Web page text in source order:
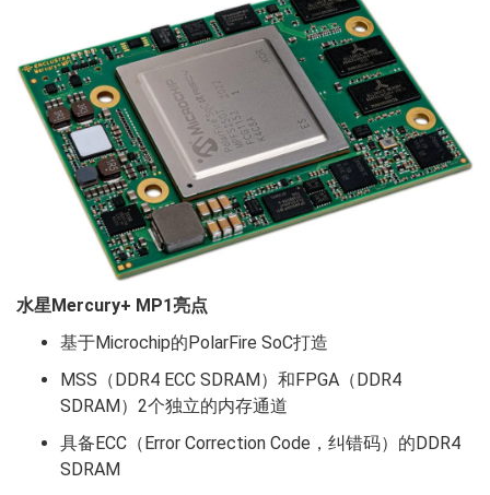
水星Mercury+ MP1亮点
基于Microchip的PolarFire SoC打造
MSS（DDR4 ECC SDRAM）和FPGA（DDR4
SDRAM）2个独立的内存通道
具备ECC（Error Correction Code，纠错码）的DDR4
SDRAM